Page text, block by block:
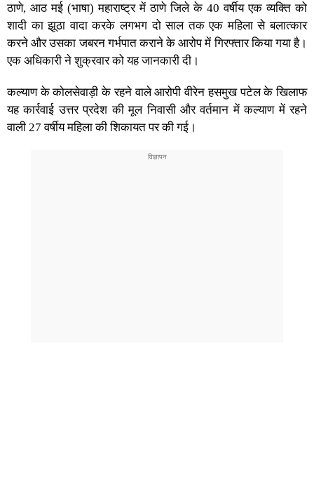
ठाणे, आठ मई (भाषा) महाराष्ट्र में ठाणे जिले के 40 वर्षीय एक व्यक्ति को
शादी का झूठा वादा करके लगभग दो साल तक एक महिला से बलात्कार
करने और उसका जबरन गर्भपात कराने के आरोप में गिरफ्तार किया गया है।
एक अधिकारी ने शुक्रवार को यह जानकारी दी।
कल्याण के कोलसेवाड़ी के रहने वाले आरोपी वीरेन हसमुख पटेल के खिलाफ
यह कार्रवाई उत्तर प्रदेश की मूल निवासी और वर्तमान में कल्याण में रहने
वाली 27 वर्षीय महिला की शिकायत पर की गई।